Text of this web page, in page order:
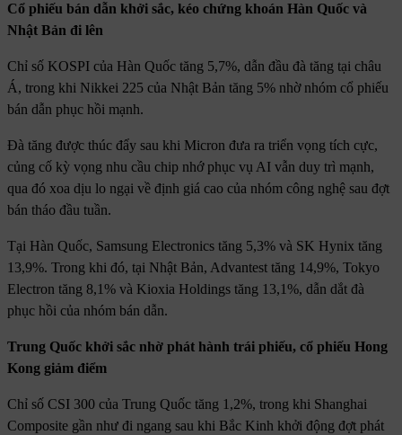
Cổ phiếu bán dẫn khởi sắc, kéo chứng khoán Hàn Quốc và
Nhật Bản đi lên
Chỉ số KOSPI của Hàn Quốc tăng 5,7%, dẫn đầu đà tăng tại châu
Á, trong khi Nikkei 225 của Nhật Bản tăng 5% nhờ nhóm cổ phiếu
bán dẫn phục hồi mạnh.
Đà tăng được thúc đẩy sau khi Micron đưa ra triển vọng tích cực,
củng cố kỳ vọng nhu cầu chip nhớ phục vụ AI vẫn duy trì mạnh,
qua đó xoa dịu lo ngại về định giá cao của nhóm công nghệ sau đợt
bán tháo đầu tuần.
Tại Hàn Quốc, Samsung Electronics tăng 5,3% và SK Hynix tăng
13,9%. Trong khi đó, tại Nhật Bản, Advantest tăng 14,9%, Tokyo
Electron tăng 8,1% và Kioxia Holdings tăng 13,1%, dẫn dắt đà
phục hồi của nhóm bán dẫn.
Trung Quốc khởi sắc nhờ phát hành trái phiếu, cổ phiếu Hong
Kong giảm điểm
Chỉ số CSI 300 của Trung Quốc tăng 1,2%, trong khi Shanghai
Composite gần như đi ngang sau khi Bắc Kinh khởi động đợt phát